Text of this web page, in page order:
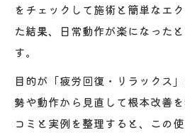
整体と日常ケアの組
をチェックして施術と簡単なエ
た結果、日常動作が楽になった
す。
目的が「疲労回復・リラックス
勢や動作から見直して根本改善
コミと実例を整理すると、この